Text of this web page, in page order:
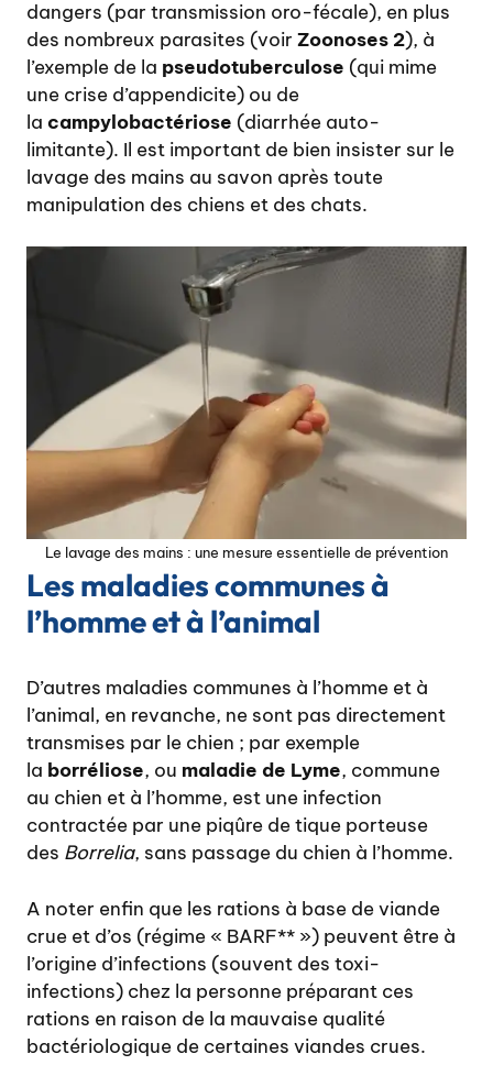
dangers (par transmission oro-fécale), en plus
des nombreux parasites (voir Zoonoses 2), à
l’exemple de la pseudotuberculose (qui mime
une crise d’appendicite) ou de
la campylobactériose (diarrhée auto-
limitante). Il est important de bien insister sur le
lavage des mains au savon après toute
manipulation des chiens et des chats.
Le lavage des mains : une mesure essentielle de prévention
Les maladies communes à
l’homme et à l’animal
D’autres maladies communes à l’homme et à
l’animal, en revanche, ne sont pas directement
transmises par le chien ; par exemple
la borréliose, ou maladie de Lyme, commune
au chien et à l’homme, est une infection
contractée par une piqûre de tique porteuse
des Borrelia, sans passage du chien à l’homme.
A noter enfin que les rations à base de viande
crue et d’os (régime « BARF** ») peuvent être à
l’origine d’infections (souvent des toxi-
infections) chez la personne préparant ces
rations en raison de la mauvaise qualité
bactériologique de certaines viandes crues.